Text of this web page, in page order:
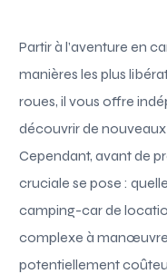
Partir à l’aventure en
manières les plus
roues, il vous offre
découvrir de
Cependant, avant de
cruciale se pose :
camping-car de
complexe à
potentiellement